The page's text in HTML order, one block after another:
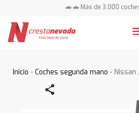
🚗 🚗 Más de 3.000
Inicio -Coches segunda mano - Nissan
Share